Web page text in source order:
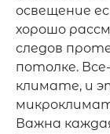
освещение
хорошо
следов
потолке.
климате, и
Важна